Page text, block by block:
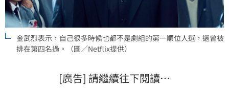
金武烈表示，自己很多時候也都不是劇組的第一順位人選，還曾被
排在第四名過。（圖／Netflix提供）
[廣告] 請繼續往下閱讀…